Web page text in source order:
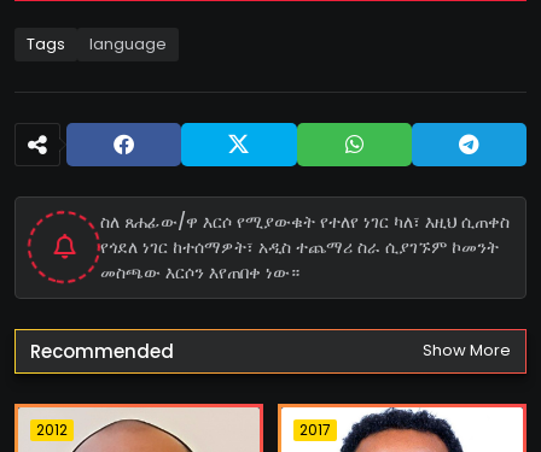
Tags language
ስለ ጸሐፊው/ዋ እርሶ የሚያውቁት የተለየ ነገር ካለ፣ እዚህ ሲጠቀስ
የጎደለ ነገር ከተሰማዎት፣ አዲስ ተጨማሪ ስራ ሲያገኙም ኮመንት
መስጫው እርሶን እየጠበቀ ነው።
Recommended Show More
2012 2017